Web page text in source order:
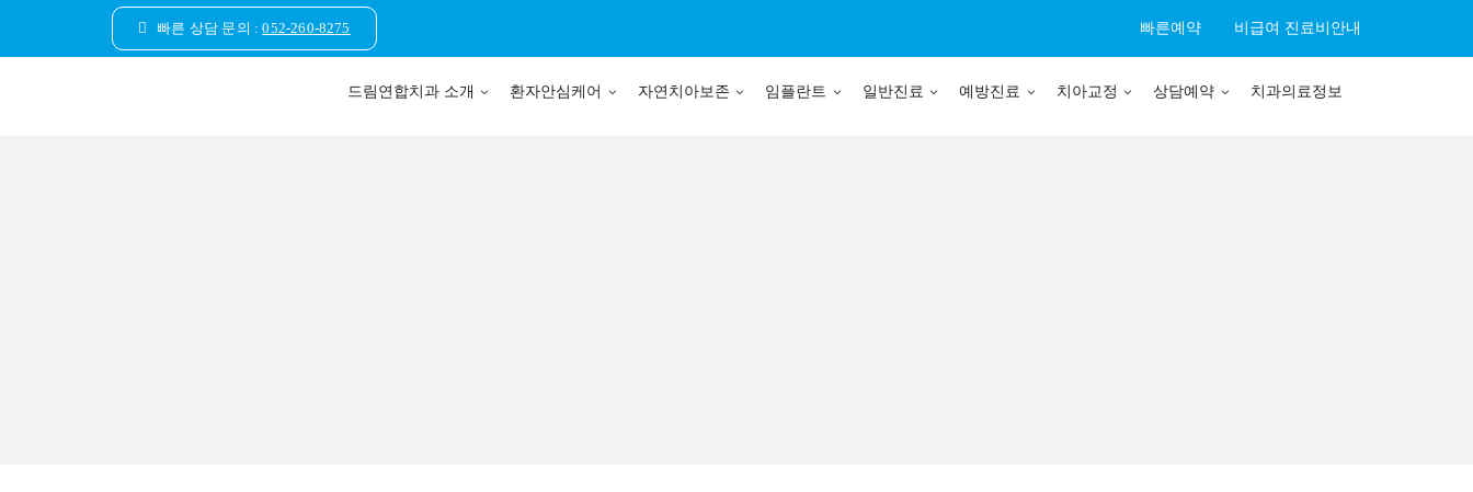
빠른 상담 문의 :052-260-8275 빠른예약 비급여 진료비안내
드림연합치과 소개 환자안심케어 자연치아보존 임플란트 일반진료 예방진료 치아교정 상담예약 치과의료정보